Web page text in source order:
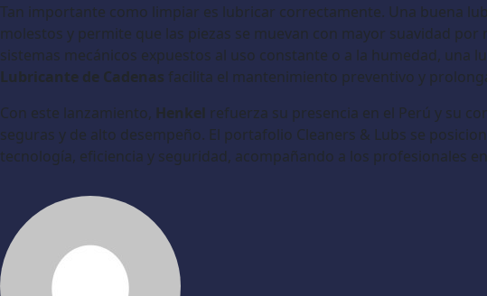
Tan importante como limpiar es lubricar correctamente. Una buena
molestos y permite que las piezas se muevan con mayor suavidad por
sistemas mecánicos expuestos al uso constante o a la humedad, una
Lubricante de Cadenas facilita el mantenimiento preventivo y
Con este lanzamiento, Henkel refuerza su presencia en el Perú y su
seguras y de alto desempeño. El portafolio Cleaners & Lubs se
tecnología, eficiencia y seguridad, acompañando a los profesionales